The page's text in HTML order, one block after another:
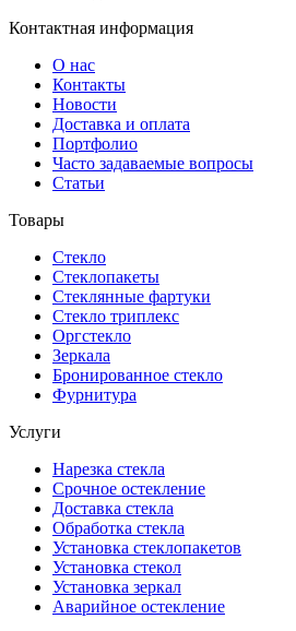
Контактная информация
О нас
Контакты
Новости
Доставка и оплата
Портфолио
Часто задаваемые вопросы
Статьи
Товары
Стекло
Стеклопакеты
Стеклянные фартуки
Стекло триплекс
Оргстекло
Зеркала
Бронированное стекло
Фурнитура
Услуги
Нарезка стекла
Cрочное остекление
Доставка стекла
Обработка стекла
Установка стеклопакетов
Установка стекол
Установка зеркал
Аварийное остекление